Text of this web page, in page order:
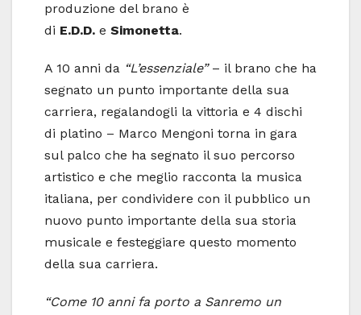
produzione del brano è
di E.D.D. e Simonetta.
A 10 anni da “L’essenziale” – il brano che ha
segnato un punto importante della sua
carriera, regalandogli la vittoria e 4 dischi
di platino – Marco Mengoni torna in gara
sul palco che ha segnato il suo percorso
artistico e che meglio racconta la musica
italiana, per condividere con il pubblico un
nuovo punto importante della sua storia
musicale e festeggiare questo momento
della sua carriera.
“Come 10 anni fa porto a Sanremo un